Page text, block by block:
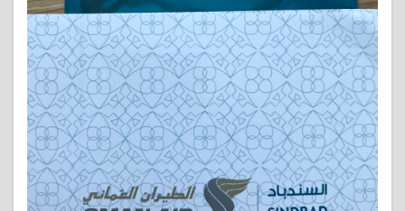
イ-
マス
カッ
ト便
に乗
って
みた
感想
3.1
オマ
ーン
航空